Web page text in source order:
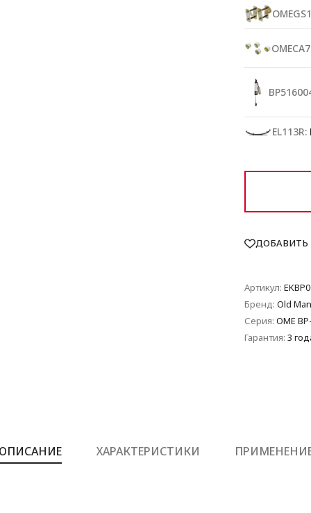
EL113R:
ДОБАВИТЬ
Артикул:
Бренд: Old
Серия: OME
Гарантия: 3
ХАРАКТЕРИСТИКИ